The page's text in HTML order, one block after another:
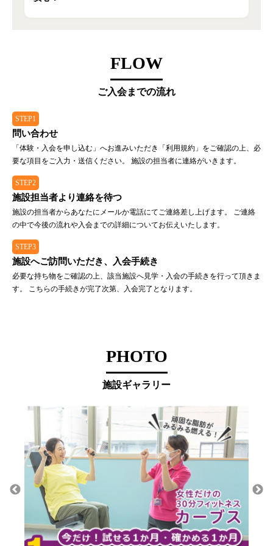
FLOW
ご入会までの流れ
STEP1
問い合わせ
「体験・入会を申し込む」へお進みいただき「利用規約」をご確認の上、必
要な項目をご入力・送信ください。 施設の担当者に連絡がいきます。
STEP2
施設担当者より連絡を待つ
施設の担当者からあなたにメールか電話にてご連絡差し上げます。 ご連絡
の中で今後の流れや入会までの詳細についてお伝えいたします。
STEP3
施設へご訪問いただき、入会手続き
必要な持ち物をご確認の上、該当施設へ見学・入会の手続きを行って頂きま
す。 こちらの手続きが完了次第、入会完了となります。
PHOTO
施設ギャラリー